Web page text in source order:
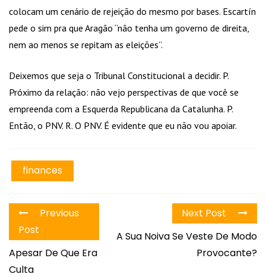
colocam um cenário de rejeição do mesmo por bases. Escartín
pede o sim pra que Aragão “não tenha um governo de direita,
nem ao menos se repitam as eleições”.
Deixemos que seja o Tribunal Constitucional a decidir. P.
Próximo da relação: não vejo perspectivas de que você se
empreenda com a Esquerda Republicana da Catalunha. P.
Então, o PNV. R. O PNV. É evidente que eu não vou apoiar.
finances
Previous
Post
Apesar De Que Era
Culta
Next Post
A Sua Noiva Se Veste De Modo
Provocante?